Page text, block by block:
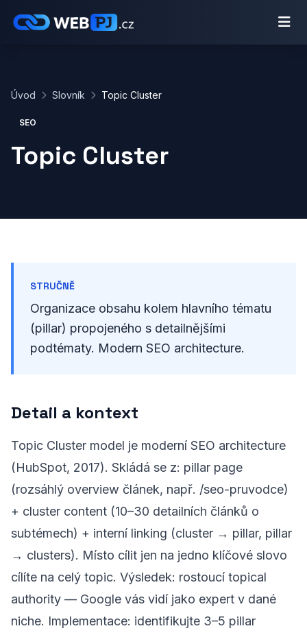
Úvod Slovník Topic Cluster
SEO
Topic Cluster
STRUČNĚ
Organizace obsahu kolem hlavního tématu
(pillar) propojeného s detailnějšími
podtématy. Modern SEO architecture.
Detail a kontext
Topic Cluster model je moderní SEO architecture
(HubSpot, 2017). Skládá se z: pillar page
(rozsáhlý overview článek, např. /seo-pruvodce)
+ cluster content (10–30 detailních článků o
subtémech) + interní linking (cluster → pillar, pillar
→ clusters). Místo cílit jen na jedno klíčové slovo
cílíte na celý topic. Výsledek: rostoucí topical
authority — Google vás vidí jako expert v dané
niche. Implementace: identifikujte 3–5 pillar